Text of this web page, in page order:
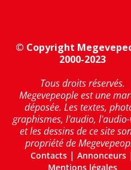
© Copyright
2000-2023
Tous droits réservés.
Megevepeople est une
déposée. Les textes,
graphismes, l'audio,
et les dessins de ce site
propriété de
Contacts |Annonceurs |
Mentions légales